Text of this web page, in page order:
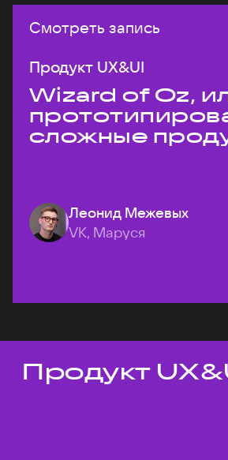
Смотреть запись
Продукт UX&UI
Wizard of Oz,
сложные
Леонид Межевых
VK, Маруся
Темы докладов
Продукт